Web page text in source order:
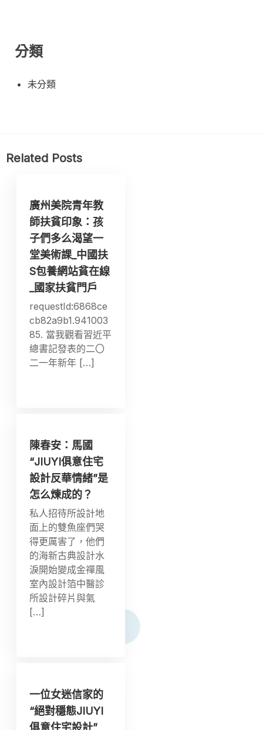
分類
未分類
Related Posts
廣州美院青年教
師扶貧印象：孩
子們多么渴望一
堂美術課_中國扶
S包養網站貧在線
_國家扶貧門戶
requestId:6868ce
cb82a9b1.941003
85. 當我觀看習近平
總書記發表的二〇
二一年新年 […]
陳春安：馬國
“JIUYI俱意住宅
設計反華情緒”是
怎么煉成的？
私人招待所設計地
面上的雙魚座們哭
得更厲害了，他們
的海新古典設計水
淚開始變成金禪風
室內設計箔中醫診
所設計碎片與氣
[…]
一位女迷信家的
“絕對穩態JIUYI
俱意住宅設計”